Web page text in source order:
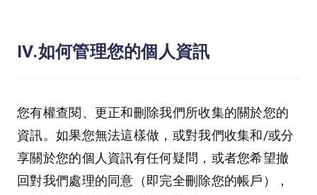
Ⅳ.如何管理您的個人資訊
您有權查閱、更正和刪除我們所收集的關於您的
資訊。如果您無法這樣做，或對我們收集和/或分
享關於您的個人資訊有任何疑問，或者您希望撤
回對我們處理的同意（即完全刪除您的帳戶），